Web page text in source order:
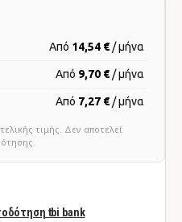
tbi bank
Από 14,54 € / μήνα
Από 9,70 € / μήνα
Από 7,27 € / μήνα
τιμής. Δεν αποτελεί